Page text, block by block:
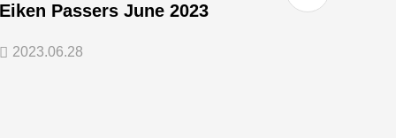
Eiken Passers June 2023
2023.06.28